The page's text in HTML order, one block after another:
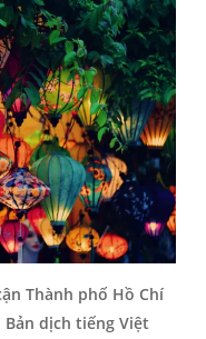
Thành phố Hồ Chí
dịch tiếng Việt